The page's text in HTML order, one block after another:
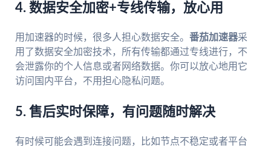
4. 数据安全加密+专线传输，放心用
用加速器的时候，很多人担心数据安全。 番茄加速器采
用了数据安全加密技术，所有传输都通过专线进行，不
会泄露你的个人信息或者网络数据。你可以放心地用它
访问国内平台，不用担心隐私问题。
5. 售后实时保障，有问题随时解决
有时候可能会遇到连接问题，比如节点不稳定或者平台